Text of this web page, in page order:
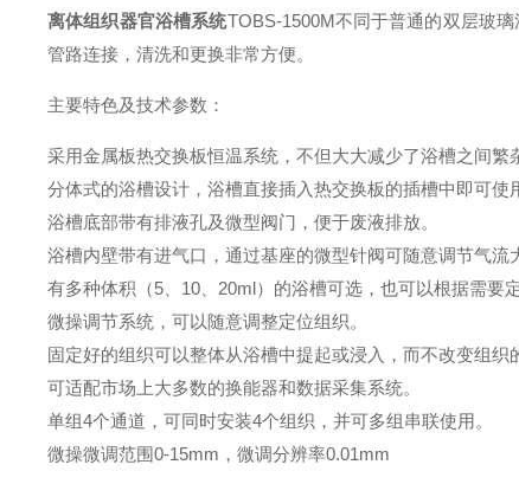
离体组织器官浴槽系统TOBS-1500M不同于普通的双层玻
管路连接，清洗和更换非常方便。
主要特色及技术参数：
采用金属板热交换板恒温系统，不但大大减少了浴槽之间
分体式的浴槽设计，浴槽直接插入热交换板的插槽中即可使
浴槽底部带有排液孔及微型阀门，便于废液排放。
浴槽内壁带有进气口，通过基座的微型针阀可随意调节气流
有多种体积（5、10、20ml）的浴槽可选，也可以根据需要
微操调节系统，可以随意调整定位组织。
固定好的组织可以整体从浴槽中提起或浸入，而不改变组织
可适配市场上大多数的换能器和数据采集系统。
单组4个通道，可同时安装4个组织，并可多组串联使用。
微操微调范围0-15mm，微调分辨率0.01mm